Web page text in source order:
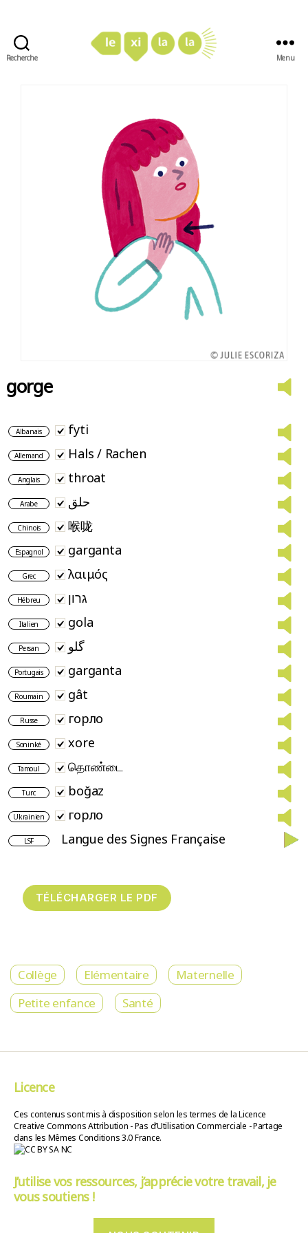
Recherche Menu
gorge
Albanais fyti
Allemand Hals / Rachen
Anglais throat
Arabe حلق
Chinois 喉咙
Espagnol garganta
Grec λαιμός
Hébreu גרון
Italien gola
Persan گلو
Portugais garganta
Roumain gât
Russe горло
Soninké xore
Tamoul தொண்டை
Turc boğaz
Ukrainien горло
LSF Langue des Signes Française
Collège Elémentaire
Maternelle
Petite enfance
Santé
Licence
Ces contenus sont mis à disposition selon les termes de la Licence
Creative Commons Attribution - Pas d’Utilisation Commerciale - Partage
dans les Mêmes Conditions 3.0 France.
J’utilise vos ressources, j’apprécie votre travail, je
vous soutiens !